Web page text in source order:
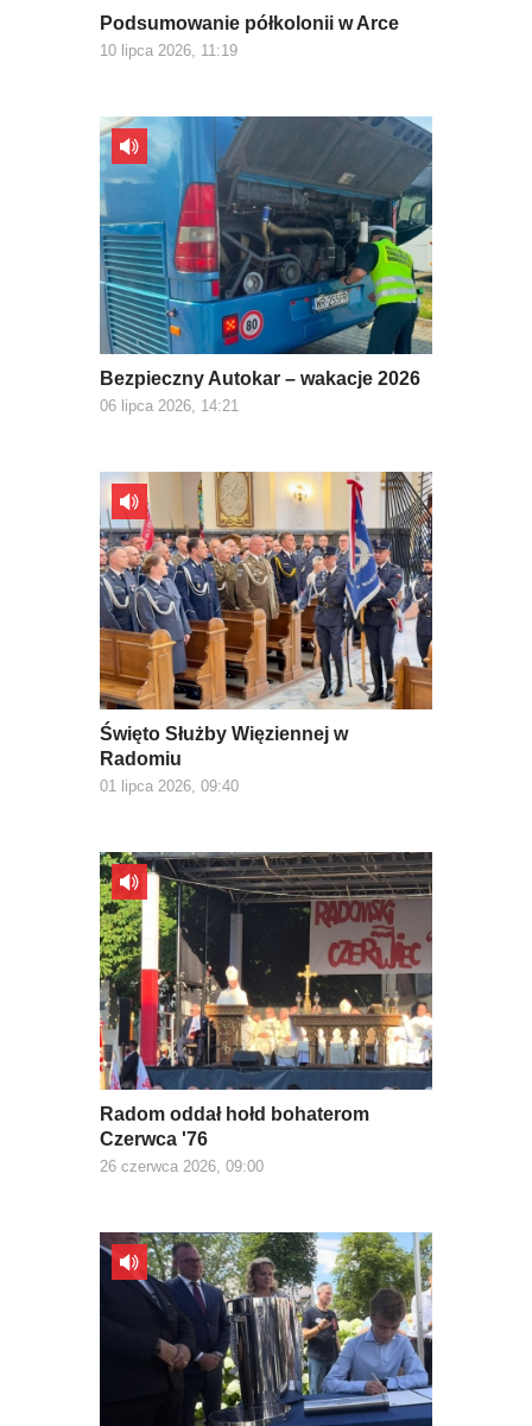
Podsumowanie półkolonii w Arce
10 lipca 2026, 11:19
Bezpieczny Autokar – wakacje 2026
06 lipca 2026, 14:21
Święto Służby Więziennej w
Radomiu
01 lipca 2026, 09:40
Radom oddał hołd bohaterom
Czerwca '76
26 czerwca 2026, 09:00